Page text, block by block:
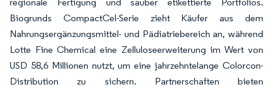
Biogrunds CompactCel-Serie zieht Käufer aus dem
Nahrungsergänzungsmittel- und Pädiatriebereich an, während
Lotte Fine Chemical eine Zelluloseerweiterung im Wert von
USD 58,6 Millionen nutzt, um eine jahrzehntelange Colorcon-
Distribution zu sichern. Partnerschaften bieten